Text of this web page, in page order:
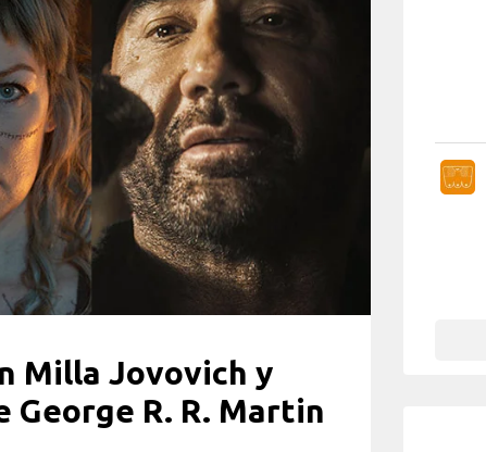
Milla Jovovich y
George R. R. Martin